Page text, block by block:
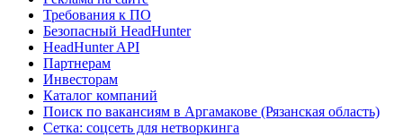
Требования к ПО
Безопасный HeadHunter
HeadHunter API
Партнерам
Инвесторам
Каталог компаний
Поиск по вакансиям в Аргамакове (Рязанская область)
Сетка: соцсеть для нетворкинга